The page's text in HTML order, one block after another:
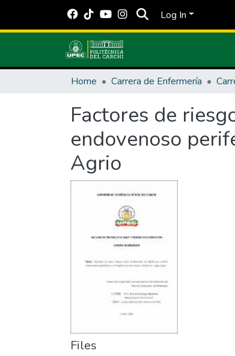
Log In
Home Carrera de Enfermería
Factores de
endovenoso
Agrio
Files